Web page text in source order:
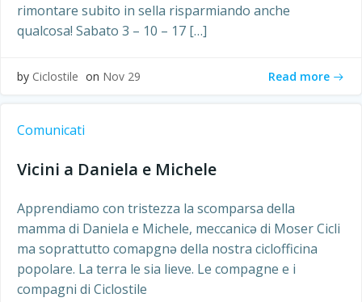
rimontare subito in sella risparmiando anche
qualcosa! Sabato 3 – 10 – 17 […]
by Ciclostile on Nov 29 Read more
Comunicati
Vicini a Daniela e Michele
Apprendiamo con tristezza la scomparsa della
mamma di Daniela e Michele, meccanicə di Moser Cicli
ma soprattutto comapgnə della nostra ciclofficina
popolare. La terra le sia lieve. Le compagne e i
compagni di Ciclostile